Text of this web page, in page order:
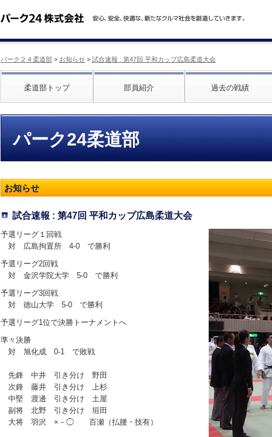
パーク２４柔道部 > お知らせ > 試合速報 : 第47回 平和カップ広島柔道大会
柔道部トップ 部員紹介 過去の戦績
パーク24柔道部
お知らせ
試合速報 : 第47回 平和カップ広島柔道大会
予選リーグ１回戦
対 広島拘置所 4-0 で勝利
予選リーグ2回戦
対 金沢学院大学 5-0 で勝利
予選リーグ3回戦
対 徳山大学 5-0 で勝利
予選リーグ1位で決勝トーナメントへ
準々決勝
対 旭化成 0-1 で敗戦
先鋒 中井 引き分け 野田
次鋒 藤井 引き分け 上杉
中堅 渡邊 引き分け 土屋
副将 北野 引き分け 垣田
大将 羽沢 ×－◯ 百瀬（払腰・技有）